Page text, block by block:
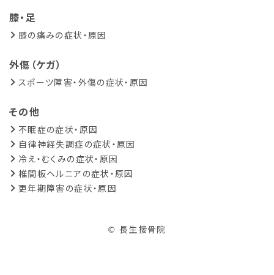
膝・足
膝の痛みの症状・原因
外傷（ケガ）
スポーツ障害・外傷の症状・原因
その他
不眠症の症状・原因
自律神経失調症の症状・原因
冷え・むくみの症状・原因
椎間板ヘルニアの症状・原因
更年期障害の症状・原因
© 長生接骨院